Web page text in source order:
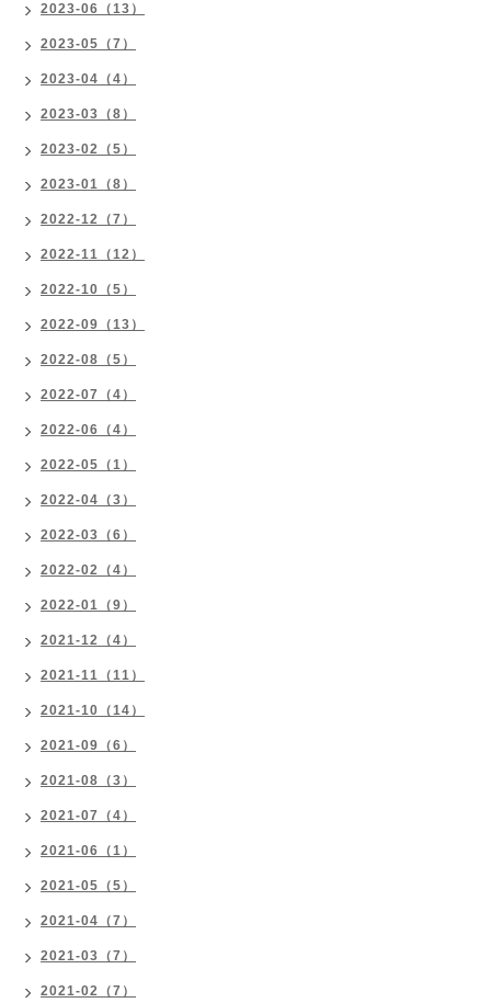
2023-06（13）
2023-05（7）
2023-04（4）
2023-03（8）
2023-02（5）
2023-01（8）
2022-12（7）
2022-11（12）
2022-10（5）
2022-09（13）
2022-08（5）
2022-07（4）
2022-06（4）
2022-05（1）
2022-04（3）
2022-03（6）
2022-02（4）
2022-01（9）
2021-12（4）
2021-11（11）
2021-10（14）
2021-09（6）
2021-08（3）
2021-07（4）
2021-06（1）
2021-05（5）
2021-04（7）
2021-03（7）
2021-02（7）